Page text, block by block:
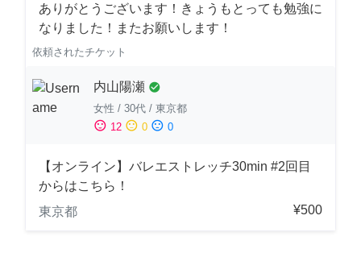
ありがとうございます！きょうもとっても勉強に
なりました！またお願いします！
依頼されたチケット
内山陽瀬 check_circle
女性 / 30代 / 東京都
sentiment_satisfied 12 sentiment_neutral 0 sentiment_dissatisfied 0
【オンライン】バレエストレッチ30min #2回目
からはこちら！
東京都
¥500